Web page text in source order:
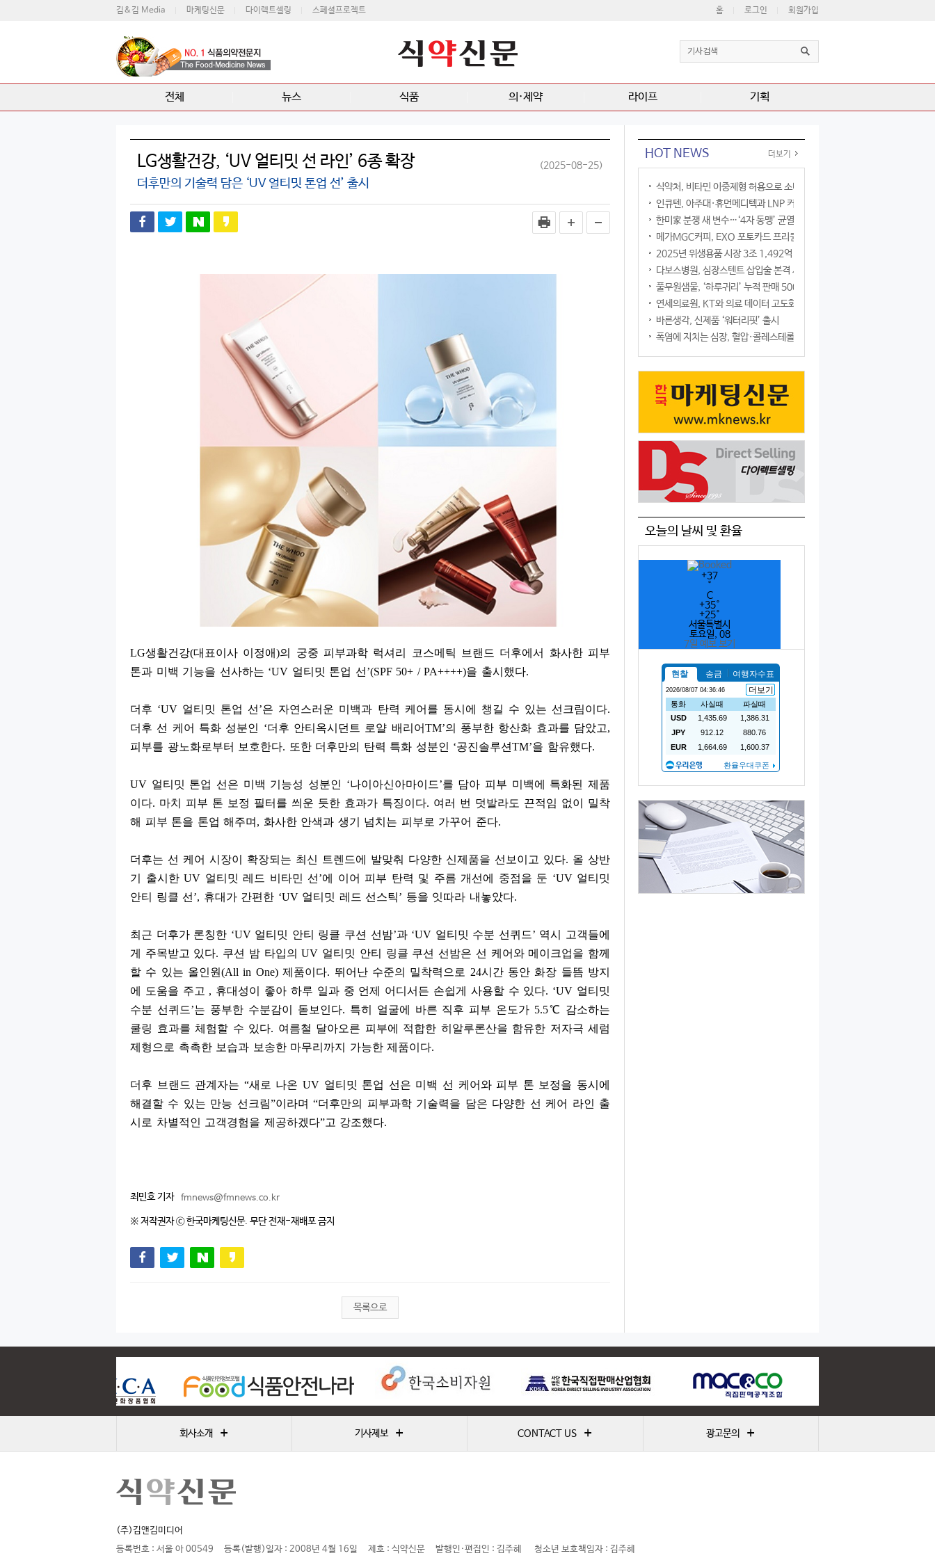
김&김 Media 마케팅신문 다이렉트셀링 스페셜프로젝트 홈 로그인 회원가입
전체 뉴스 식품 의·제약 라이프 기획
LG생활건강, ‘UV 얼티밋 선 라인’ 6종 확장 (2025-08-25)
더후만의 기술력 담은 ‘UV 얼티밋 톤업 선’ 출시
LG생활건강(대표이사 이정애)의 궁중 피부과학 럭셔리 코스메틱 브랜드 더후에서 화사한 피부
톤과 미백 기능을 선사하는 ‘UV 얼티밋 톤업 선 ’(SPF 50+ / PA++++)을 출시했다.
더후 ‘UV 얼티밋 톤업 선 ’은 자연스러운 미백과 탄력 케어를 동시에 챙길 수 있는 선크림이다.
더후 선 케어 특화 성분인 ‘더후 안티옥시던트 로얄 배리어TM’의 풍부한 항산화 효과를 담았고,
피부를 광노화로부터 보호한다. 또한 더후만의 탄력 특화 성분인 ‘공진솔루션TM’을 함유했다.
UV 얼티밋 톤업 선은 미백 기능성 성분인 ‘나이아신아마이드’를 담아 피부 미백에 특화된 제품
이다. 마치 피부 톤 보정 필터를 씌운 듯한 효과가 특징이다. 여러 번 덧발라도 끈적임 없이 밀착
해 피부 톤을 톤업 해주며 , 화사한 안색과 생기 넘치는 피부로 가꾸어 준다.
더후는 선 케어 시장이 확장되는 최신 트렌드에 발맞춰 다양한 신제품을 선보이고 있다. 올 상반
기 출시한 UV 얼티밋 레드 비타민 선 ’에 이어 피부 탄력 및 주름 개선에 중점을 둔 ‘UV 얼티밋
안티 링클 선 ’, 휴대가 간편한 ‘UV 얼티밋 레드 선스틱’ 등을 잇따라 내놓았다.
최근 더후가 론칭한 ‘UV 얼티밋 안티 링클 쿠션 선밤’과 ‘UV 얼티밋 수분 선퀴드’ 역시 고객들에
게 주목받고 있다. 쿠션 밤 타입의UV 얼티밋 안티 링클 쿠션 선밤은 선 케어와 메이크업을 함께
할 수 있는 올인원(All in One)제품이다. 뛰어난 수준의 밀착력으로 24시간 동안 화장 들뜸 방지
에 도움을 주고 , 휴대성이 좋아 하루 일과 중 언제 어디서든 손쉽게 사용할 수 있다. ‘UV 얼티밋
수분 선퀴드’는 풍부한 수분감이 돋보인다. 특히 얼굴에 바른 직후 피부 온도가 5.5℃ 감소하는
쿨링 효과를 체험할 수 있다. 여름철 달아오른 피부에 적합한 히알루론산을 함유한 저자극 세럼
제형으로 촉촉한 보습과 보송한 마무리까지 가능한 제품이다.
더후 브랜드 관계자는 “새로 나온UV 얼티밋 톤업 선은 미백 선 케어와 피부 톤 보정을 동시에
해결할 수 있는 만능 선크림”이라며“더후만의 피부과학 기술력을 담은 다양한 선 케어 라인 출
시로 차별적인 고객경험을 제공하겠다”고 강조했다.
최민호 기자 fmnews@fmnews.co.kr
※ 저작권자 ⓒ 한국마케팅신문. 무단 전재-재배포 금지
목록으로
HOT NEWS 더보기
식약처, 비타민 이중제형 허용으로 소비자 선택권 확대
인큐텐, 아주대·휴먼메디텍과 LNP 커큐민 공동연구
한미家 분쟁 새 변수…‘4자 동맹’ 균열 현실화
메가MGC커피, EXO 포토카드 프리퀀시 이벤트
2025년 위생용품 시장 3조 1,492억 원
다보스병원, 심장스텐트 삽입술 본격 시행
풀무원샘물, ‘하루귀리’ 누적 판매 500만 병 돌파
연세의료원, KT와 의료 데이터 고도화 협력
바른생각, 신제품 ‘워터리핏’ 출시
폭염에 지치는 심장, 혈압·콜레스테롤만 챙기면 될까?
오늘의 날씨 및 환율
+37
°
C
+35°
+25°
서울특별시
토요일, 08
7일 예보 보기
회사소개 + 기사제보 + CONTACT US + 광고문의 +
(주)김앤김미디어
등록번호 : 서울 아 00549
등록(발행)일자 : 2008년 4월 16일 제호 : 식약신문 발행인·편집인 : 김주혜
청소년 보호책임자 : 김주혜